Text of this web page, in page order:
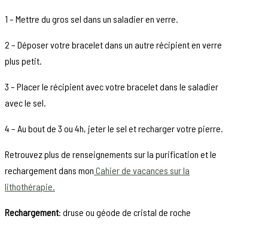
1 – Mettre du gros sel dans un saladier en verre.
2 – Déposer votre bracelet dans un autre récipient en verre
plus petit.
3 – Placer le récipient avec votre bracelet dans le saladier
avec le sel.
4 – Au bout de 3 ou 4h, jeter le sel et recharger votre pierre.
Retrouvez plus de renseignements sur la purification et le
rechargement dans mon Cahier de vacances sur la
lithothérapie.
Rechargement: druse ou géode de cristal de roche